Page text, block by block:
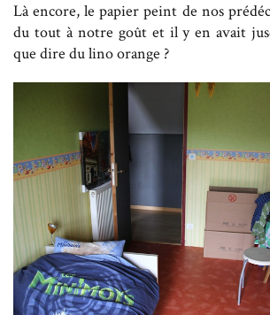
Là encore, le papier peint de nos
du tout à notre goût et il y en avait
que dire du lino orange ?